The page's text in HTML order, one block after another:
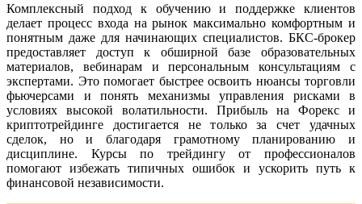
Комплексный подход к обучению и поддержке клиентов
делает процесс входа на рынок максимально комфортным и
понятным даже для начинающих специалистов. БКС-брокер
предоставляет доступ к обширной базе образовательных
материалов, вебинарам и персональным консультациям с
экспертами. Это помогает быстрее освоить нюансы торговли
фьючерсами и понять механизмы управления рисками в
условиях высокой волатильности. Прибыль на Форекс и
криптотрейдинге достигается не только за счет удачных
сделок, но и благодаря грамотному планированию и
дисциплине. Курсы по трейдингу от профессионалов
помогают избежать типичных ошибок и ускорить путь к
финансовой независимости.